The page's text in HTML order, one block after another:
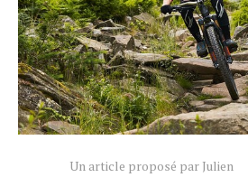
Un article proposé par Julien